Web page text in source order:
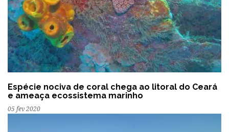
Espécie nociva de coral chega ao litoral do Ceará
e ameaça ecossistema marinho
05 fev 2020